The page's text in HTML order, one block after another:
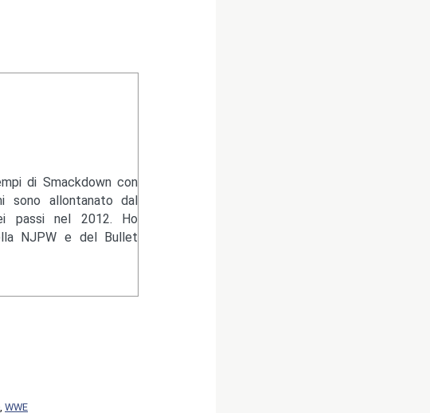
di Smackdown con
sono allontanato dal
passi nel 2012. Ho
NJPW e del Bullet
WWE